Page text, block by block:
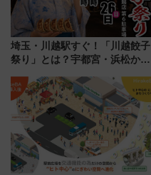
埼玉・川越駅すぐ！「川越餃子
祭り」とは？宇都宮・浜松から
を食べ比べ【7月25日・26日開
催】